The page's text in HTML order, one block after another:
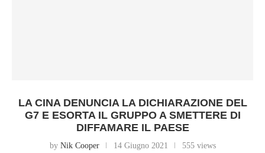
LA CINA DENUNCIA LA DICHIARAZIONE DEL
G7 E ESORTA IL GRUPPO A SMETTERE DI
DIFFAMARE IL PAESE
by Nik Cooper 14 Giugno 2021 555 views